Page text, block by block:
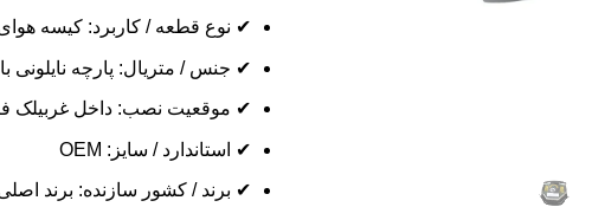
✔ نوع قطعه / کاربرد: کیسه هوای
✔ جنس / متریال: پارچه نایلونی
✔ موقعیت نصب: داخل غربیلک
✔ استاندارد / سایز: OEM
✔ برند / کشور سازنده: برند